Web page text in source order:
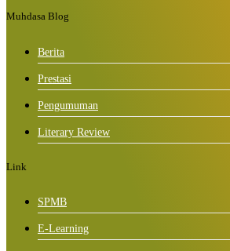
Muhdasa Blog
Berita
Prestasi
Pengumuman
Literary Review
Link
SPMB
E-Learning